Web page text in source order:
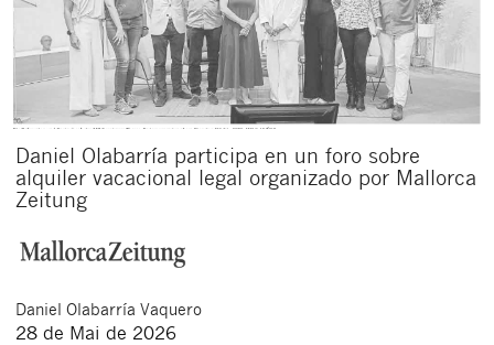
Daniel Olabarría participa en un foro sobre
alquiler vacacional legal organizado por Mallorca
Zeitung
Daniel Olabarría Vaquero
28 de Mai de 2026